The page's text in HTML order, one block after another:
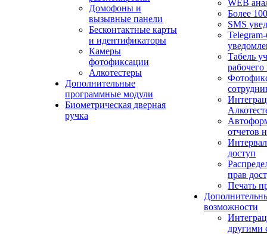
Домофоны и
вызывные панели
Бесконтактные карты
и идентификаторы
Камеры
фотофиксации
Алкотестеры
Дополнительные
программные модули
Биометрическая дверная
ручка
WEB
Более
SMS
Табель
отчетов
доступ
прав
Печать
возможности
другими